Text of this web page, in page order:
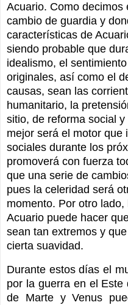
Acuario. Como decimos
cambio de guardia y
características de
siendo probable que
idealismo, el
originales, así como el
causas, sean las
humanitario, la
sitio, de reforma social
mejor será el motor que
sociales durante los
promoverá con fuerza
que una serie de
pues la celeridad será
momento. Por otro
Acuario puede hacer
sean tan extremos y
cierta suavidad.
Durante estos días el
por la guerra en el Este
de Marte y Venus